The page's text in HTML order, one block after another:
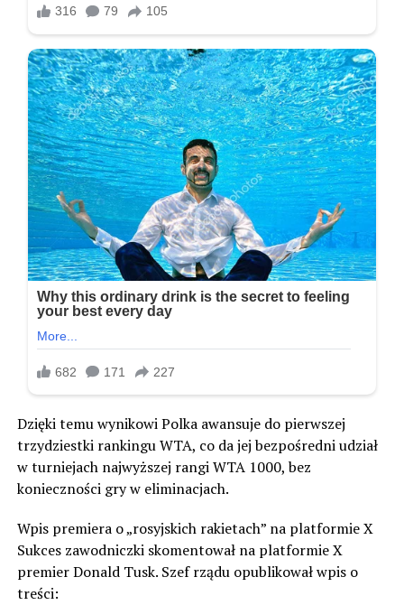
Dzięki temu wynikowi Polka awansuje do pierwszej
trzydziestki rankingu WTA, co da jej bezpośredni udział
w turniejach najwyższej rangi WTA 1000, bez
konieczności gry w eliminacjach.
Wpis premiera o „rosyjskich rakietach” na platformie X
Sukces zawodniczki skomentował na platformie X
premier Donald Tusk. Szef rządu opublikował wpis o
treści: